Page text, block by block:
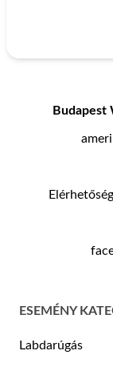
Budapest
ESEMÉNY
Labdarúgás